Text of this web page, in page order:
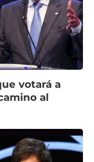
votará a
al